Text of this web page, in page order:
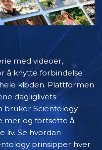
med videoer,
å knytte forbindelse
kloden. Plattformen
dagliglivets
bruker Scientology
mer og fortsette å
liv. Se hvordan
prinsipper hver